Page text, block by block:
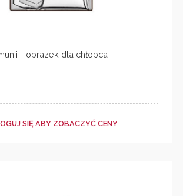
- obrazek dla chłopca
SIĘ ABY ZOBACZYĆ CENY